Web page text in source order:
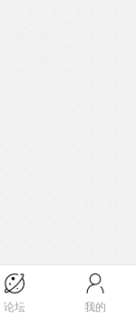
论坛 我的